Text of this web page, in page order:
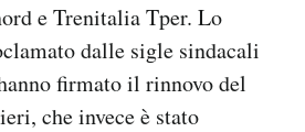
e Trenitalia Tper. Lo
dalle sigle sindacali
firmato il rinnovo del
che invece è stato